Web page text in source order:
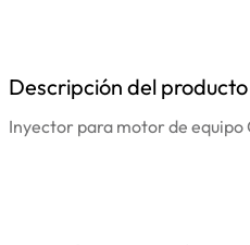
Descripción del producto
Inyector para motor de